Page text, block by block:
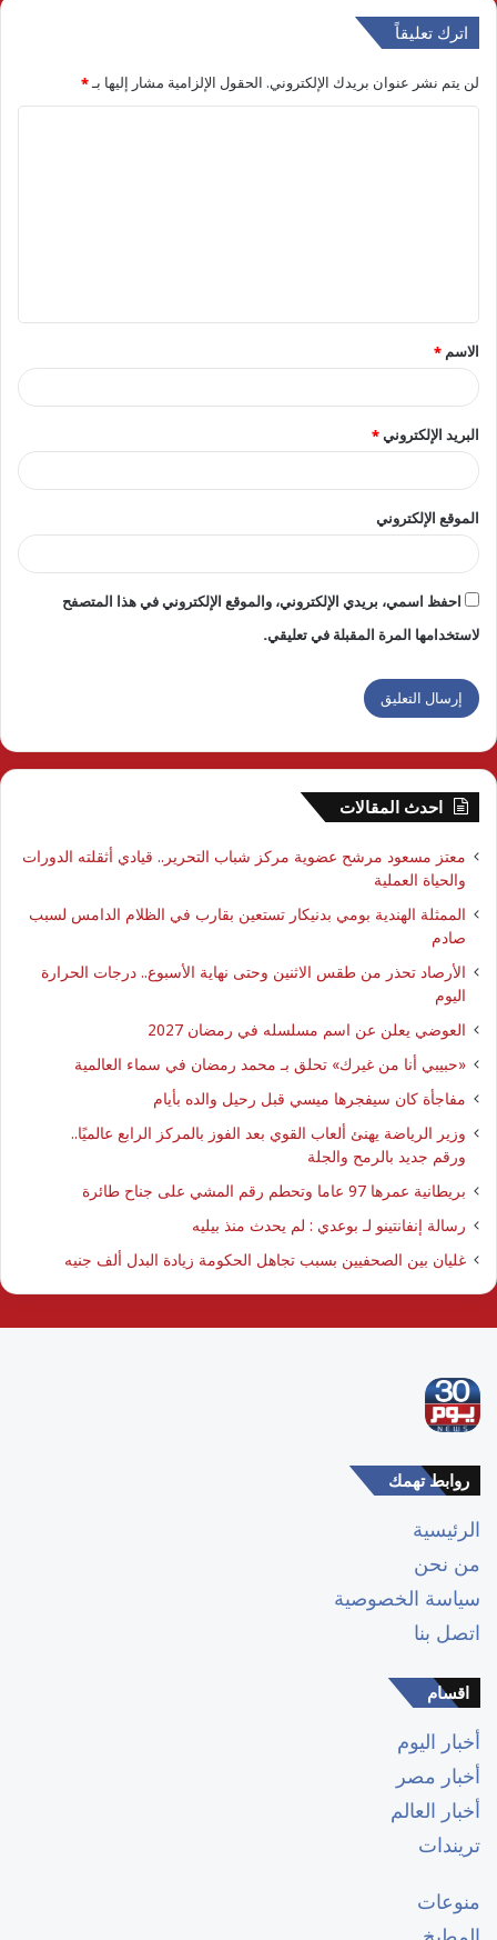
اترك تعليقاً
لن يتم نشر عنوان بريدك الإلكتروني. الحقول الإلزامية مشار إليها بـ*
ق
*
الاسم *
البريد الإلكتروني*
الموقع الإلكتروني
احفظ اسمي، بريدي الإلكتروني، والموقع الإلكتروني في هذا المتصفح
لاستخدامها المرة المقبلة في تعليقي.
احدث المقالات
معتز مسعود مرشح عضوية مركز شباب التحرير.. قيادي أثقلته الدورات
والحياة العملية
الممثلة الهندية بومي بدنيكار تستعين بقارب في الظلام الدامس لسبب
صادم
الأرصاد تحذر من طقس الاثنين وحتى نهاية الأسبوع.. درجات الحرارة
اليوم
العوضي يعلن عن اسم مسلسله في رمضان 2027
​«حبيبي أنا من غيرك» تحلق بـ محمد رمضان في سماء العالمية
مفاجأة كان سيفجرها ميسي قبل رحيل والده بأيام
وزير الرياضة يهنئ ألعاب القوي بعد الفوز بالمركز الرابع عالميًا..
ورقم جديد بالرمح والجلة
بريطانية عمرها 97 عاما وتحطم رقم المشي على جناح طائرة
رسالة إنفانتينو لـ بوعدي : لم يحدث منذ بيليه
غليان بين الصحفيين بسبب تجاهل الحكومة زيادة البدل ألف جنيه
روابط تهمك
الرئيسية
من نحن
سياسة الخصوصية
اتصل بنا
اقسام
أخبار اليوم
أخبار مصر
أخبار العالم
تريندات
منوعات